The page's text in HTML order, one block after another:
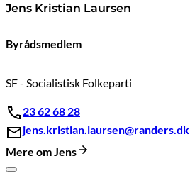
Jens Kristian Laursen
Byrådsmedlem
SF - Socialistisk Folkeparti
23 62 68 28
jens.kristian.laursen@randers.dk
Mere om Jens